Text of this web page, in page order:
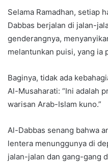
Selama Ramadhan, setiap
Dabbas berjalan di jalan-
genderangnya,
melantunkan puisi, yang ia
Baginya, tidak ada
Al-Musaharati: “Ini adalah
warisan Arab-Islam kuno.”
Al-Dabbas senang bahwa
lentera menunggunya di
jalan-jalan dan gang-gang